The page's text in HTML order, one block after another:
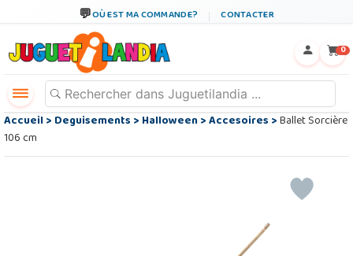
OÙ EST MA COMMANDE? CONTACTER
0
Accueil>Deguisements>Halloween>Accesoires>Ballet Sorcière
106 cm